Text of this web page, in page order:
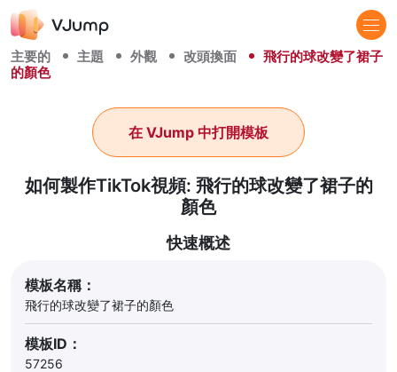
主要的 主題 外觀 改頭換面
飛行的球改變了裙子
的顏色
如何製作TikTok視頻: 飛行的球改變了裙子的
顏色
在 VJump 中打開模板
快速概述
模板名稱：
飛行的球改變了裙子的顏色
模板ID：
57256